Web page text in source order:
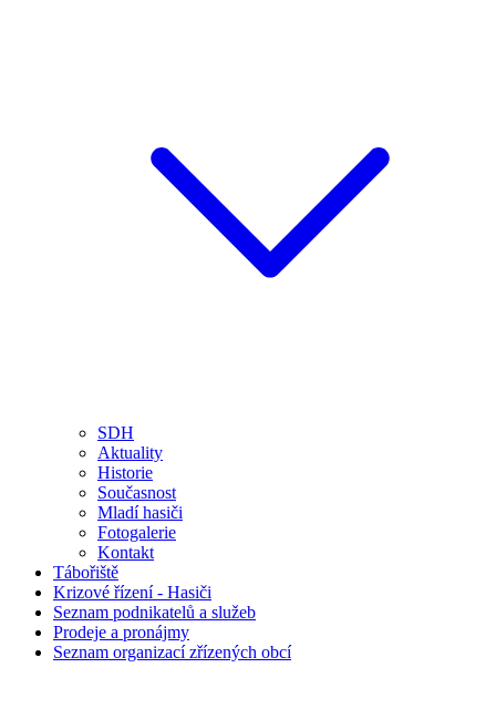
SDH
Aktuality
Historie
Současnost
Mladí hasiči
Fotogalerie
Kontakt
Tábořiště
Krizové řízení - Hasiči
Seznam podnikatelů a služeb
Prodeje a pronájmy
Seznam organizací zřízených obcí